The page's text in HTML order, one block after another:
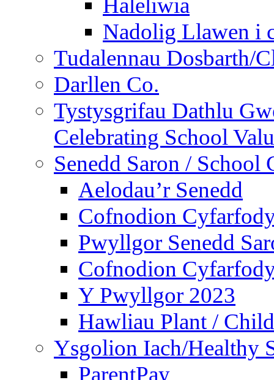
Haleliwia
Nadolig Llawen i
Tudalennau Dosbarth/
Darllen Co.
Tystysgrifau Dathlu
Celebrating School
Senedd Saron / School
Aelodau’r Senedd
Cofnodion
Pwyllgor Senedd
Cofnodion
Y Pwyllgor 2023
Hawliau Plant /
Ysgolion Iach/Healthy
ParentPay